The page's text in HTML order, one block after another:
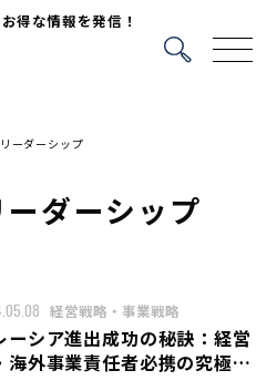
得な情報を発信！
ーダーシップ
ダーシップ
経営戦略・事業戦略
ーシア進出成功の秘訣：経営
海外事業責任者必携の究極ガ